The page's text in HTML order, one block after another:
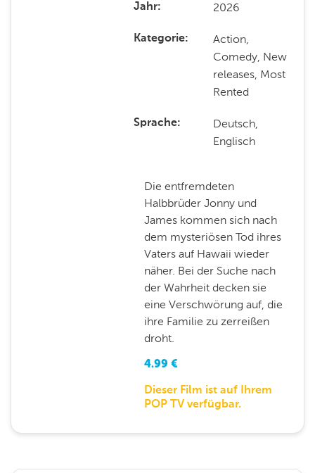
Jahr 2026
Kategorie
Action,
Comedy, New
releases, Most
Rented
Sprache
Deutsch,
Englisch
Die entfremdeten
Halbbrüder Jonny und
James kommen sich nach
dem mysteriösen Tod ihres
Vaters auf Hawaii wieder
näher. Bei der Suche nach
der Wahrheit decken sie
eine Verschwörung auf, die
ihre Familie zu zerreißen
droht.
4.99 €
Dieser Film ist auf Ihrem
POP TV verfügbar.